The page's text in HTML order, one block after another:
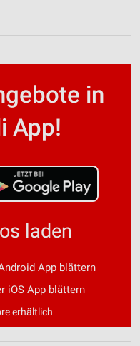
in
App!
laden
App blättern
iOS App blättern
erhältlich